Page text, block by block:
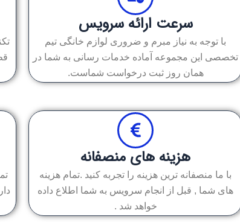
سرعت ارائه سرویس
با توجه به نیاز مبرم و ضروری لوازم خانگی تیم
تخصصی این مجموعه آماده خدمات رسانی به شما در
همان روز ثبت درخواست شماست.
هزینه های منصفانه
با ما منصفانه ترین هزینه را تجربه کنید .تمام هزینه
های شما , قبل از انجام سرویس به شما اطلاع داده
خواهد شد .